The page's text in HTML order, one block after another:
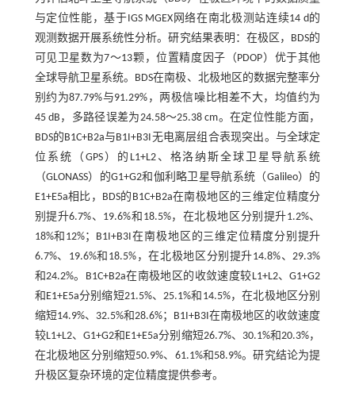
与定位性能，基于IGS MGEX网络在南北极测站连续14 d的
观测数据开展系统性分析。研究结果表明：在极区，BDS的
可见卫星数为7～13颗，位置精度因子（PDOP）优于其他
全球导航卫星系统。BDS在南极、北极地区的数据完整率分
别约为87.79%与91.29%，两极信噪比相差不大，均值约为
45 dB，多路径误差为24.58～25.38 cm。在定位性能方面，
BDS的B1C+B2a与B1I+B3I无电离层组合表现突出。与全球定
位系统（GPS）的L1+L2、格洛纳斯全球卫星导航系统
（GLONASS）的G1+G2和伽利略卫星导航系统（Galileo）的
E1+E5a相比，BDS的B1C+B2a在南极地区的三维定位精度分
别提升6.7%、19.6%和18.5%，在北极地区分别提升1.2%、
18%和12%；B1I+B3I在南极地区的三维定位精度分别提升
6.7%、19.6%和18.5%，在北极地区分别提升14.8%、29.3%
和24.2%。B1C+B2a在南极地区的收敛速度较L1+L2、G1+G2
和E1+E5a分别缩短21.5%、25.1%和14.5%，在北极地区分别
缩短14.9%、32.5%和28.6%；B1I+B3I在南极地区的收敛速度
较L1+L2、G1+G2和E1+E5a分别缩短26.7%、30.1%和20.3%，
在北极地区分别缩短50.9%、61.1%和58.9%。研究结论为提
升极区复杂环境的定位精度提供参考。